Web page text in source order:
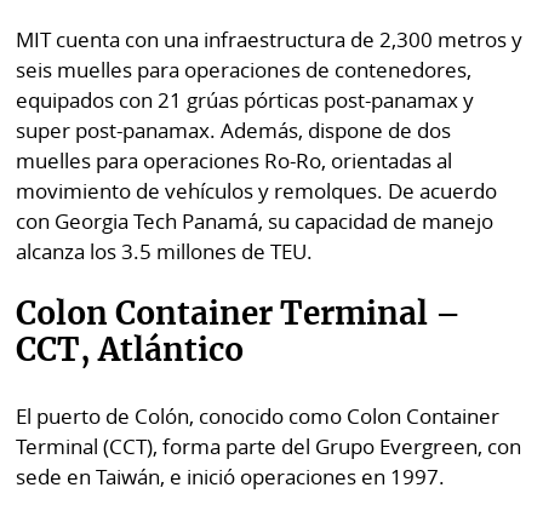
MIT cuenta con una infraestructura de 2,300 metros y
seis muelles para operaciones de contenedores,
equipados con 21 grúas pórticas post-panamax y
super post-panamax. Además, dispone de dos
muelles para operaciones Ro-Ro, orientadas al
movimiento de vehículos y remolques. De acuerdo
con Georgia Tech Panamá, su capacidad de manejo
alcanza los 3.5 millones de TEU.
Colon Container Terminal –
CCT, Atlántico
El puerto de Colón, conocido como Colon Container
Terminal (CCT), forma parte del Grupo Evergreen, con
sede en Taiwán, e inició operaciones en 1997.